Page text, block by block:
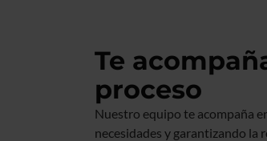
Te
proceso
Nuestro equipo te acompaña
necesidades y garantizando la